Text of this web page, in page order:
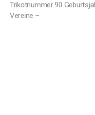
Trikotnummer 90
Vereine –